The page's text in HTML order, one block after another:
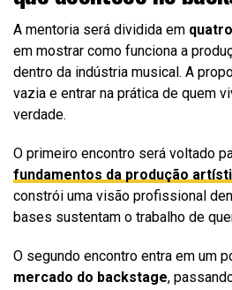
A mentoria será dividida em
em mostrar como funciona a
dentro da indústria musical. A
vazia e entrar na prática de quem
verdade.
O primeiro encontro será voltado
fundamentos da produção
constrói uma visão profissional
bases sustentam o trabalho de
O segundo encontro entra em um
mercado do backstage,